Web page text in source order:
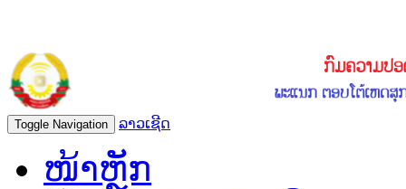
Toggle Navigation ລາວເຊີດ
ໜ້າຫຼັກ